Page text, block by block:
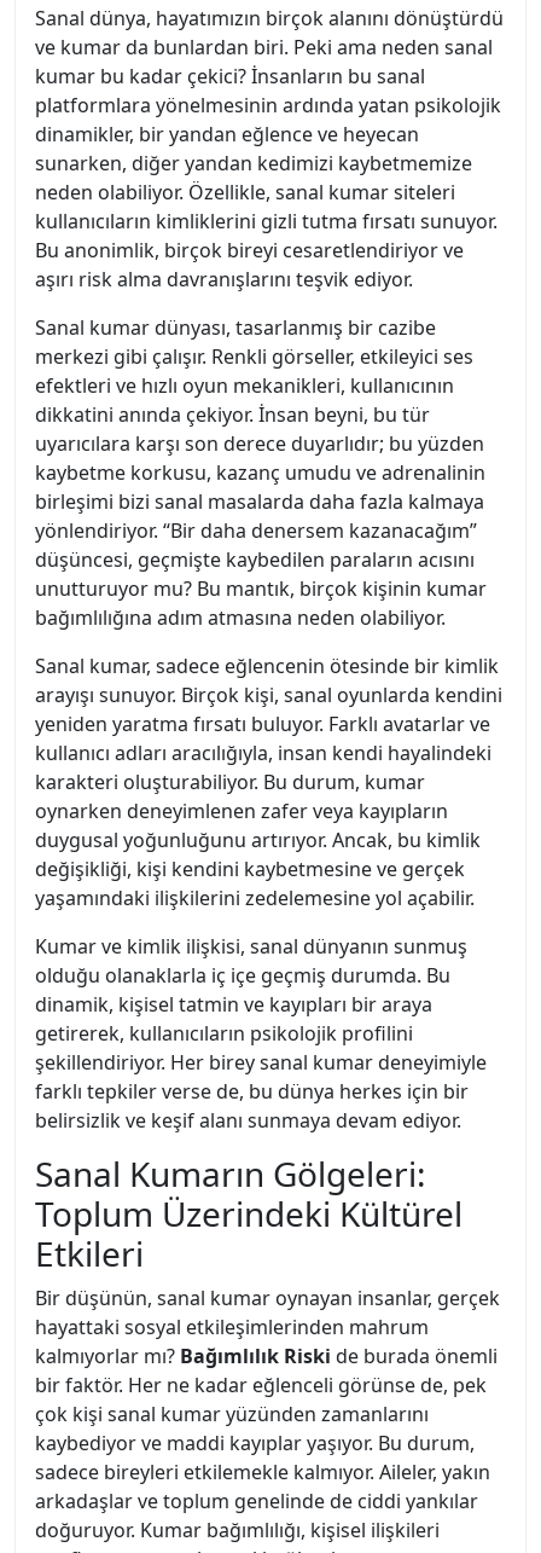
Sanal dünya, hayatımızın birçok alanını dönüştürdü
ve kumar da bunlardan biri. Peki ama neden sanal
kumar bu kadar çekici? İnsanların bu sanal
platformlara yönelmesinin ardında yatan psikolojik
dinamikler, bir yandan eğlence ve heyecan
sunarken, diğer yandan kedimizi kaybetmemize
neden olabiliyor. Özellikle, sanal kumar siteleri
kullanıcıların kimliklerini gizli tutma fırsatı sunuyor.
Bu anonimlik, birçok bireyi cesaretlendiriyor ve
aşırı risk alma davranışlarını teşvik ediyor.
Sanal kumar dünyası, tasarlanmış bir cazibe
merkezi gibi çalışır. Renkli görseller, etkileyici ses
efektleri ve hızlı oyun mekanikleri, kullanıcının
dikkatini anında çekiyor. İnsan beyni, bu tür
uyarıcılara karşı son derece duyarlıdır; bu yüzden
kaybetme korkusu, kazanç umudu ve adrenalinin
birleşimi bizi sanal masalarda daha fazla kalmaya
yönlendiriyor. “Bir daha denersem kazanacağım”
düşüncesi, geçmişte kaybedilen paraların acısını
unutturuyor mu? Bu mantık, birçok kişinin kumar
bağımlılığına adım atmasına neden olabiliyor.
Sanal kumar, sadece eğlencenin ötesinde bir kimlik
arayışı sunuyor. Birçok kişi, sanal oyunlarda kendini
yeniden yaratma fırsatı buluyor. Farklı avatarlar ve
kullanıcı adları aracılığıyla, insan kendi hayalindeki
karakteri oluşturabiliyor. Bu durum, kumar
oynarken deneyimlenen zafer veya kayıpların
duygusal yoğunluğunu artırıyor. Ancak, bu kimlik
değişikliği, kişi kendini kaybetmesine ve gerçek
yaşamındaki ilişkilerini zedelemesine yol açabilir.
Kumar ve kimlik ilişkisi, sanal dünyanın sunmuş
olduğu olanaklarla iç içe geçmiş durumda. Bu
dinamik, kişisel tatmin ve kayıpları bir araya
getirerek, kullanıcıların psikolojik profilini
şekillendiriyor. Her birey sanal kumar deneyimiyle
farklı tepkiler verse de, bu dünya herkes için bir
belirsizlik ve keşif alanı sunmaya devam ediyor.
Sanal Kumarın Gölgeleri:
Toplum Üzerindeki Kültürel
Etkileri
Bir düşünün, sanal kumar oynayan insanlar, gerçek
hayattaki sosyal etkileşimlerinden mahrum
kalmıyorlar mı? Bağımlılık Riski de burada önemli
bir faktör. Her ne kadar eğlenceli görünse de, pek
çok kişi sanal kumar yüzünden zamanlarını
kaybediyor ve maddi kayıplar yaşıyor. Bu durum,
sadece bireyleri etkilemekle kalmıyor. Aileler, yakın
arkadaşlar ve toplum genelinde de ciddi yankılar
doğuruyor. Kumar bağımlılığı, kişisel ilişkileri